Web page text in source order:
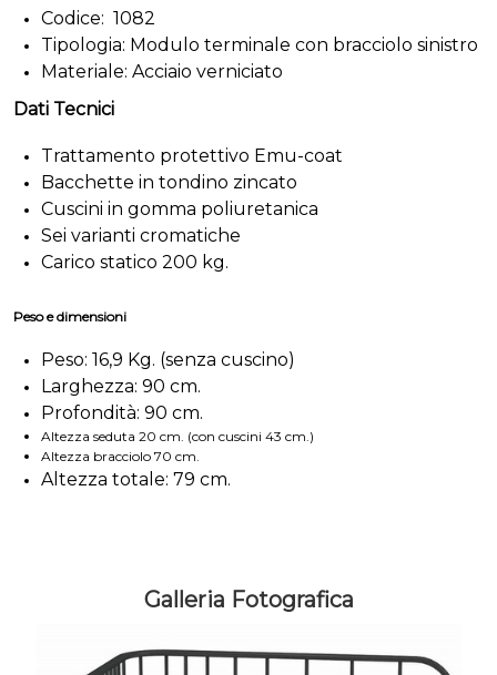
Codice: 1082
Tipologia: Modulo terminale con bracciolo sinistro
Materiale: Acciaio verniciato
Dati Tecnici
Trattamento protettivo Emu-coat
Bacchette in tondino zincato
Cuscini in gomma poliuretanica
Sei varianti cromatiche
Carico statico 200 kg.
Peso e dimensioni
Peso: 16,9 Kg. (senza cuscino)
Larghezza: 90 cm.
Profondità: 90 cm.
Altezza seduta 20 cm. (con cuscini 43 cm.)
Altezza bracciolo 70 cm.
Altezza totale: 79 cm.
Galleria Fotografica